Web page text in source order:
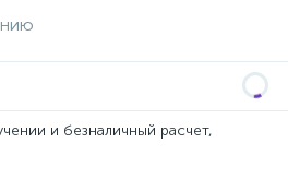
и безналичный расчет,